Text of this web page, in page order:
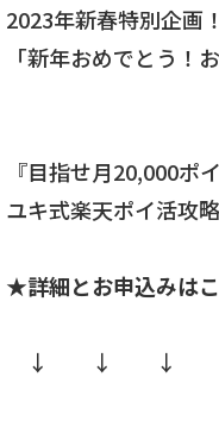
2023年新春特別企画
「新年おめでとう！
『目指せ月20,000ポ
ユキ式楽天ポイ活攻
★詳細とお申込みは
↓ ↓ ↓